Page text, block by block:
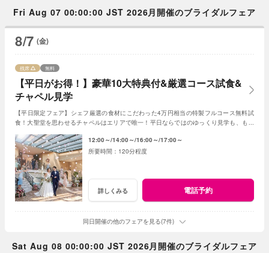
Fri Aug 07 00:00:00 JST 2026月開催のブライダルフェア
8/7 (金)
【平日がお得！】豪華10大特典付&厳選コース試食&
チャペル見学
残席 無料
【平日限定フェア】シェフ厳選の食材にこだわった4万円相当の特製フルコース無料試
食！大聖堂を思わせるチャペルはエリアで唯一！平日ならではのゆっくり見学も、もち
12:00～ 14:00～ 16:00～ 17:00～
120分程度
詳しくみる 電話予約
同日開催の他のフェアを見る(7件)
Sat Aug 08 00:00:00 JST 2026月開催のブライダルフェア